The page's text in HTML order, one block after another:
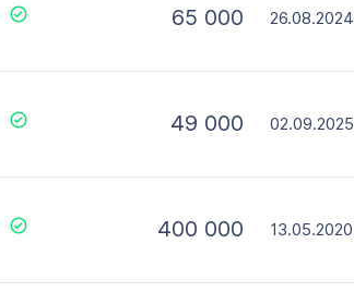
65 000 26.08.2024
49 000 02.09.2025
400 000 13.05.2020